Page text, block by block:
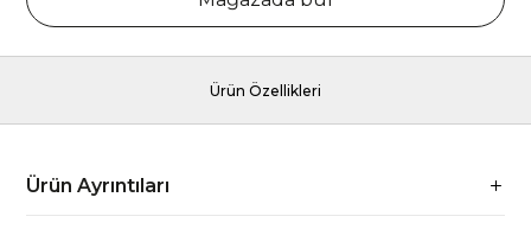
Ürün Özellikleri
Ürün Ayrıntıları